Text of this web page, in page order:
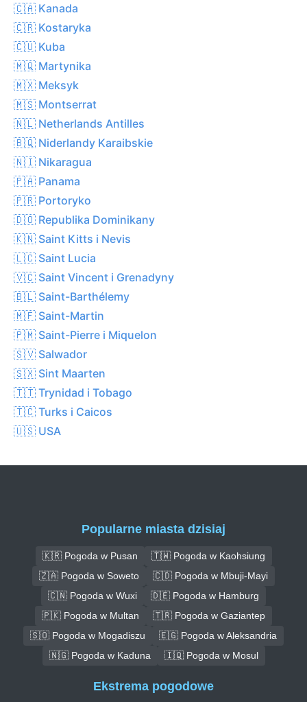
🇨🇦 Kanada
🇨🇷 Kostaryka
🇨🇺 Kuba
🇲🇶 Martynika
🇲🇽 Meksyk
🇲🇸 Montserrat
🇳🇱 Netherlands Antilles
🇧🇶 Niderlandy Karaibskie
🇳🇮 Nikaragua
🇵🇦 Panama
🇵🇷 Portoryko
🇩🇴 Republika Dominikany
🇰🇳 Saint Kitts i Nevis
🇱🇨 Saint Lucia
🇻🇨 Saint Vincent i Grenadyny
🇧🇱 Saint-Barthélemy
🇲🇫 Saint-Martin
🇵🇲 Saint-Pierre i Miquelon
🇸🇻 Salwador
🇸🇽 Sint Maarten
🇹🇹 Trynidad i Tobago
🇹🇨 Turks i Caicos
🇺🇸 USA
Popularne miasta dzisiaj
🇰🇷 Pogoda w Pusan
🇹🇼 Pogoda w Kaohsiung
🇿🇦 Pogoda w Soweto
🇨🇩 Pogoda w Mbuji-Mayi
🇨🇳 Pogoda w Wuxi
🇩🇪 Pogoda w Hamburg
🇵🇰 Pogoda w Multan
🇹🇷 Pogoda w Gaziantep
🇸🇴 Pogoda w Mogadiszu
🇪🇬 Pogoda w Aleksandria
🇳🇬 Pogoda w Kaduna
🇮🇶 Pogoda w Mosul
Ekstrema pogodowe